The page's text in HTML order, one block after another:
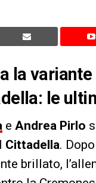
la
le
e Andrea Pirlo
Cittadella.
brillato,